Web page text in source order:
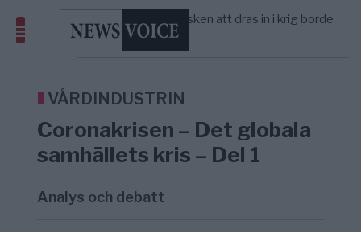
5/8
Elsa Widding: Risken att dras in i krig borde
avgöra all utrikespolitik
KRIG & FRED
Gaza håller en av de största
Europas ledare fram ett krig med Rys ...
VÅRDINDUSTRIN
Coronakrisen – Det globala
samhällets kris – Del 1
Analys och debatt